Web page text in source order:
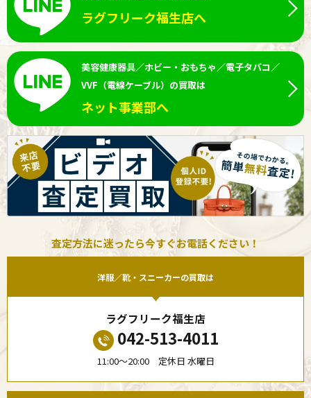
ラグフリーク福生店へ
美容健康器具／ホビー・おもちゃ／電子タバコ／
VVF（電線ケーブル）の買取は
ネット事業部へ
査定方法に迷ったら今すぐお電話ください！
洋服／靴・スニーカーの買取は
ラグフリーク福生店
042-513-4011
11:00〜20:00 定休日 水曜日